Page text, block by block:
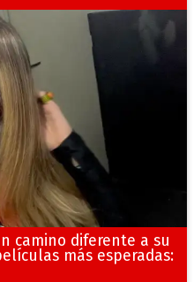
camino diferente a su
más esperadas: